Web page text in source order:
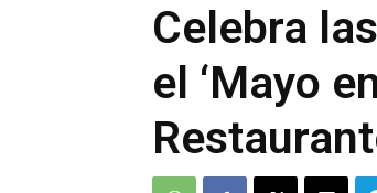
Celebra
el ‘Mayo